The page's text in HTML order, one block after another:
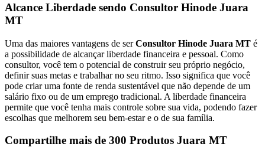
Alcance Liberdade sendo Consultor Hinode Juara
MT
Uma das maiores vantagens de serConsultor Hinode Juara MT é
a possibilidade de alcançar liberdade financeira e pessoal. Como
consultor, você tem o potencial de construir seu próprio negócio,
definir suas metas e trabalhar no seu ritmo. Isso significa que você
pode criar uma fonte de renda sustentável que não depende de um
salário fixo ou de um emprego tradicional. A liberdade financeira
permite que você tenha mais controle sobre sua vida, podendo fazer
escolhas que melhorem seu bem-estar e o de sua família.
Compartilhe mais de 300 Produtos Juara MT